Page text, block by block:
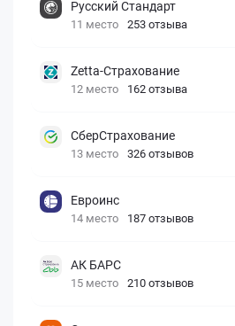
Русский Стандарт
11 место 253 отзыва
Zetta-Страхование
12 место 162 отзыва
СберСтрахование
13 место 326 отзывов
Евроинс
14 место 187 отзывов
АК БАРС
15 место 210 отзывов